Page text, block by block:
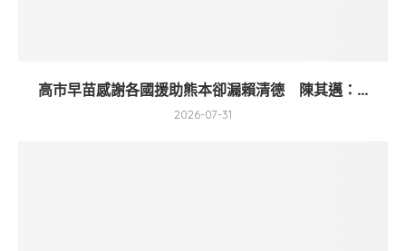
高市早苗感謝各國援助熊本卻漏賴清德 陳其邁：...
2026-07-31